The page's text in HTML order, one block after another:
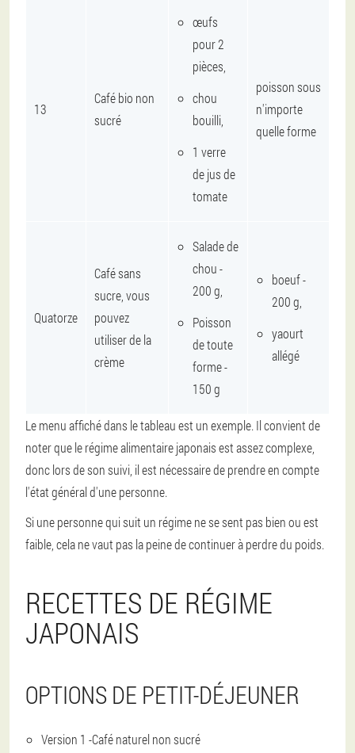
13
Café bio non
sucré
œufs
pour 2
pièces,
chou
bouilli,
1 verre
de jus de
tomate
poisson sous
n'importe
quelle forme
Quatorze
Café sans
sucre, vous
pouvez
utiliser de la
crème
Salade de
chou -
200 g,
Poisson
de toute
forme -
150 g
boeuf -
200 g,
yaourt
allégé
Le menu affiché dans le tableau est un exemple. Il convient de
noter que le régime alimentaire japonais est assez complexe,
donc lors de son suivi, il est nécessaire de prendre en compte
l'état général d'une personne.
Si une personne qui suit un régime ne se sent pas bien ou est
faible, cela ne vaut pas la peine de continuer à perdre du poids.
RECETTES DE RÉGIME
JAPONAIS
OPTIONS DE PETIT-DÉJEUNER
Version 1 -Café naturel non sucré